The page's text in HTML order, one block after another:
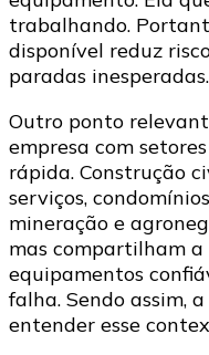
trabalhando.
disponível reduz
paradas inesperadas.
Outro ponto
empresa com
rápida. Construção
serviços,
mineração e
mas compartilham a
equipamentos
falha. Sendo assim, a
entender esse